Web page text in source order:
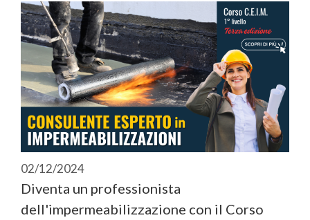
02/12/2024
Diventa un professionista
dell'impermeabilizzazione con il Corso